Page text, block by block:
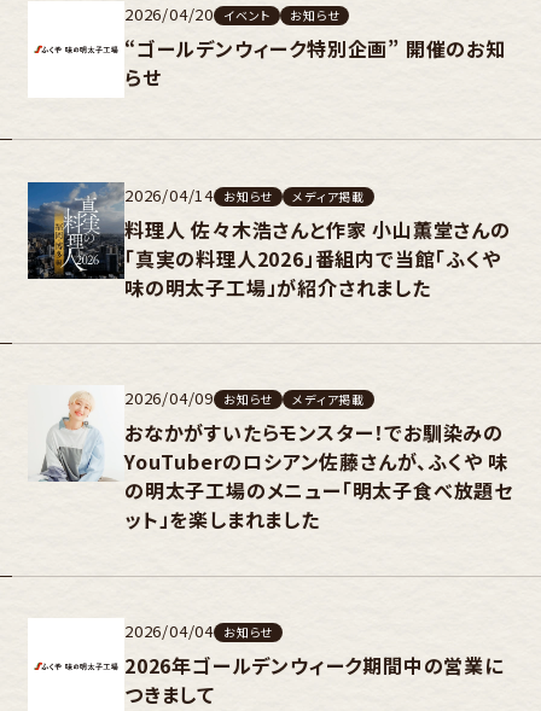
2026/04/20 イベント お知らせ
“ゴールデンウィーク特別企画” 開催のお知
らせ
2026/04/14 お知らせ メディア掲載
料理人 佐々木浩さんと作家 小山薫堂さんの
「真実の料理人2026」番組内で当館「ふくや
味の明太子工場」が紹介されました
2026/04/09 お知らせ メディア掲載
おなかがすいたらモンスター！でお馴染みの
YouTuberのロシアン佐藤さんが、ふくや 味
の明太子工場のメニュー「明太子食べ放題セ
ット」を楽しまれました
2026/04/04 お知らせ
2026年ゴールデンウィーク期間中の営業に
つきまして